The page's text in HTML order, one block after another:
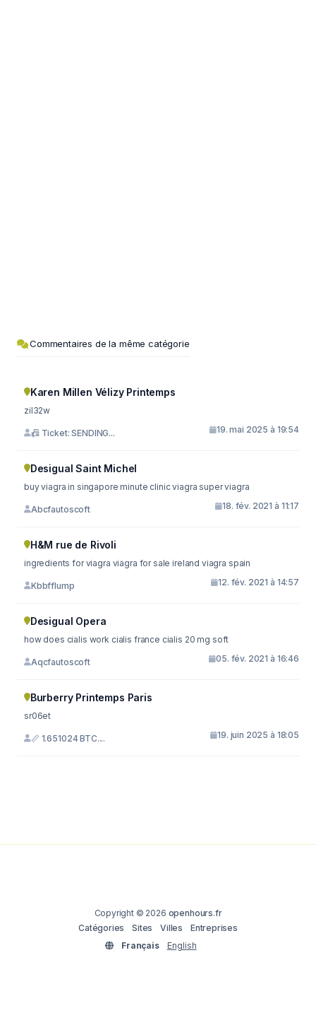
Commentaires de la même catégorie
Karen Millen Vélizy Printemps
zil32w
📠 Ticket: SENDING... 19. mai 2025 à 19:54
Desigual Saint Michel
buy viagra in singapore minute clinic viagra super viagra
Abcfautoscoft 18. fév. 2021 à 11:17
H&M rue de Rivoli
ingredients for viagra viagra for sale ireland viagra spain
Kbbfflump 12. fév. 2021 à 14:57
Desigual Opera
how does cialis work cialis france cialis 20 mg soft
Aqcfautoscoft 05. fév. 2021 à 16:46
Burberry Printemps Paris
sr06et
📏 1.651024 BTC.... 19. juin 2025 à 18:05
Copyright © 2026 openhours.fr
Catégories
Sites Villes
Entreprises
Français
English